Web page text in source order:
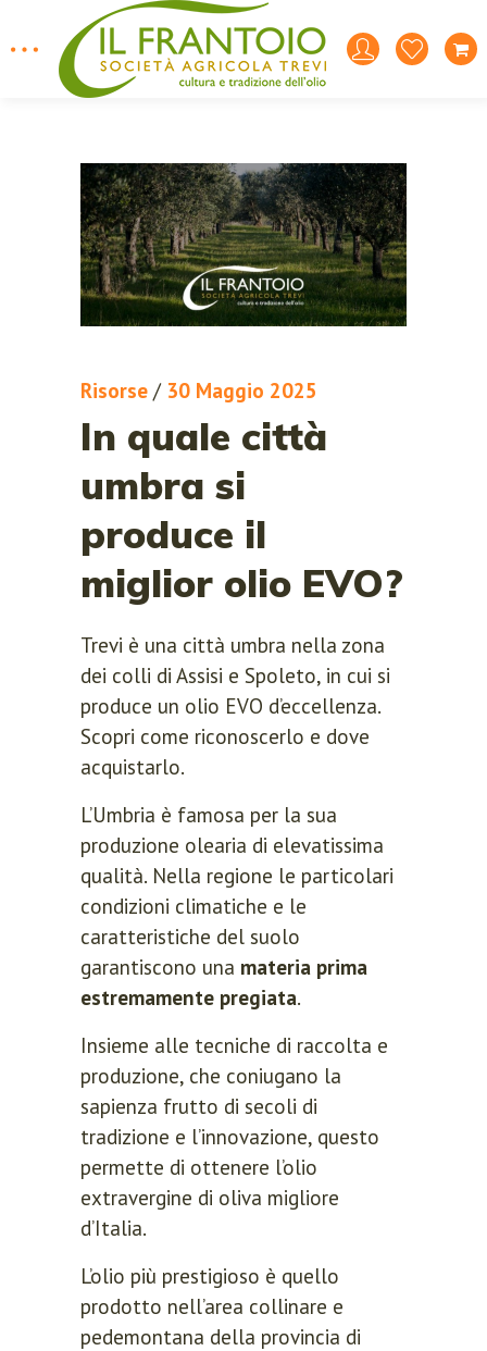
Risorse / 30 Maggio 2025
In quale città
umbra si
produce il
miglior olio EVO?
Trevi è una città umbra nella zona
dei colli di Assisi e Spoleto, in cui si
produce un olio EVO d’eccellenza.
Scopri come riconoscerlo e dove
acquistarlo.
L’Umbria è famosa per la sua
produzione olearia di elevatissima
qualità. Nella regione le particolari
condizioni climatiche e le
caratteristiche del suolo
garantiscono una materia prima
estremamente pregiata.
Insieme alle tecniche di raccolta e
produzione, che coniugano la
sapienza frutto di secoli di
tradizione e l’innovazione, questo
permette di ottenere l’olio
extravergine di oliva migliore
d’Italia.
L’olio più prestigioso è quello
prodotto nell’area collinare e
pedemontana della provincia di